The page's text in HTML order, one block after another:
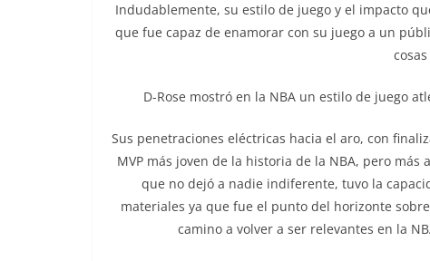
Indudablemente, su estilo de juego y el impacto
que fue capaz de enamorar con su juego a un
D-Rose mostró en la NBA un estilo de juego
Sus penetraciones eléctricas hacia el aro, con
MVP más joven de la historia de la NBA, pero
que no dejó a nadie indiferente, tuvo la
materiales ya que fue el punto del horizonte
camino a volver a ser relevantes en la